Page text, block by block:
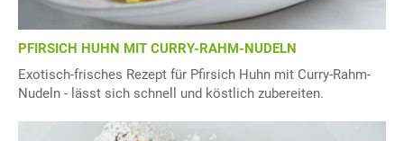
PFIRSICH HUHN MIT CURRY-RAHM-NUDELN
Exotisch-frisches Rezept für Pfirsich Huhn mit Curry-Rahm-
Nudeln - lässt sich schnell und köstlich zubereiten.